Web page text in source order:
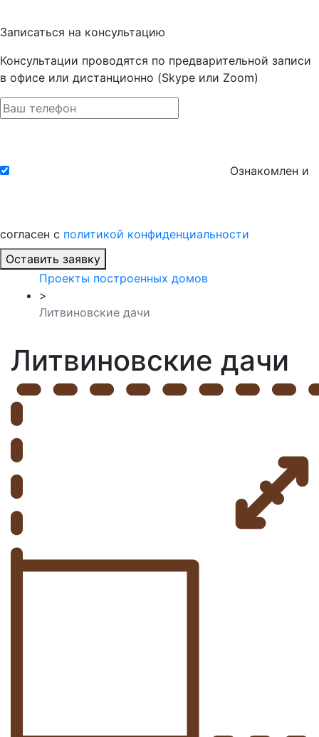
Записаться на консультацию
Консультации проводятся по предварительной записи
в офисе или дистанционно (Skype или Zoom)
Ознакомлен и
согласен с политикой конфиденциальности
Оставить заявку
Проекты построенных домов
>
Литвиновские дачи
Литвиновские дачи